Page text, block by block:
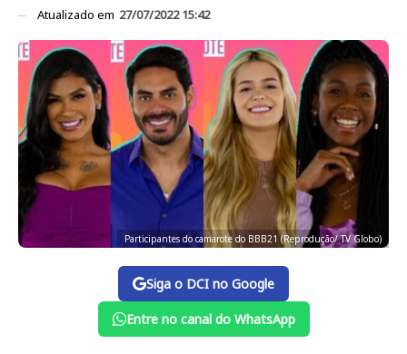
Atualizado em 27/07/2022 15:42
Participantes do camarote do BBB21 (Reprodução/ TV Globo)
Siga o DCI no Google
Entre no canal do WhatsApp